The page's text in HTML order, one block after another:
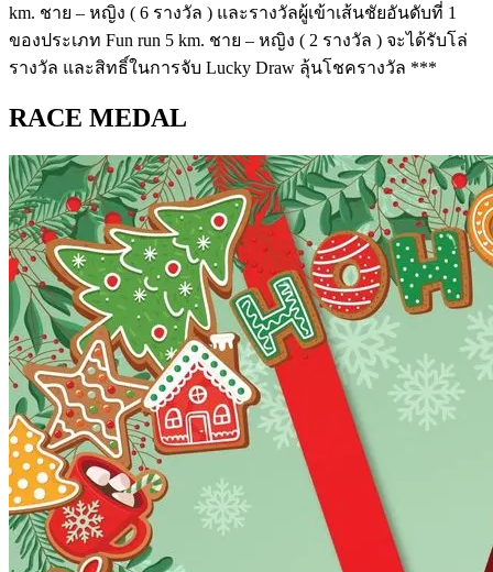
km. ชาย – หญิง ( 6 รางวัล ) และรางวัลผู้เข้าเส้นชัยอันดับที่ 1
ของประเภท Fun run 5 km. ชาย – หญิง ( 2 รางวัล ) จะได้รับโล่
รางวัล และสิทธิ์ในการจับ Lucky Draw ลุ้นโชครางวัล ***
RACE MEDAL